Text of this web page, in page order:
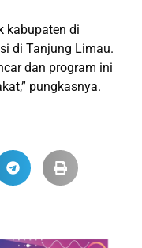
kabupaten di
di Tanjung Limau.
dan program ini
pungkasnya.